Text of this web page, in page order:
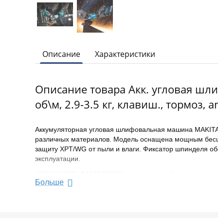
Описание Характеристики
Описание товара Акк. угловая
об\м, 2.9-3.5 кг, клавиш., тормоз,
Аккумуляторная угловая шлифовальная машина
различных материалов. Модель оснащена мощным
защиту XPT/WG от пыли и влаги. Фиксатор шпинделя
эксплуатации.
активируется технология активной обратной связи
Больше